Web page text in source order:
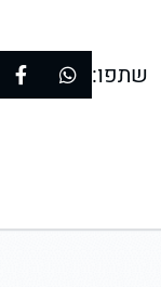
שתפו: